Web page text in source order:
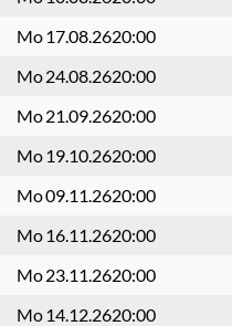
Mo17.08.2620:00
Mo24.08.2620:00
Mo21.09.2620:00
Mo19.10.2620:00
Mo09.11.2620:00
Mo16.11.2620:00
Mo23.11.2620:00
Mo14.12.2620:00